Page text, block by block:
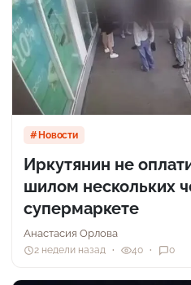
Новости
Иркутянин не
шилом нескольких
супермаркете
Анастасия Орлова
2 недели назад 40 0